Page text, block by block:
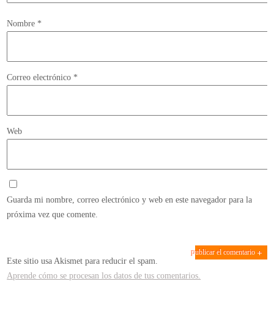
Nombre *
Correo electrónico *
Web
Guarda mi nombre, correo electrónico y web en este navegador para la
próxima vez que comente.
Este sitio usa Akismet para reducir el spam.
Aprende cómo se procesan los datos de tus comentarios.